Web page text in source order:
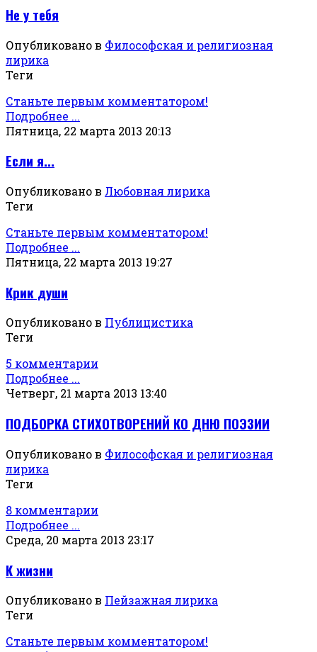
Не у тебя
Опубликовано в Философская и религиозная
лирика
Теги
Станьте первым комментатором!
Подробнее ...
Пятница, 22 марта 2013 20:13
Если я...
Опубликовано в Любовная лирика
Теги
Станьте первым комментатором!
Подробнее ...
Пятница, 22 марта 2013 19:27
Крик души
Опубликовано в Публицистика
Теги
5 комментарии
Подробнее ...
Четверг, 21 марта 2013 13:40
ПОДБОРКА СТИХОТВОРЕНИЙ КО ДНЮ ПОЭЗИИ
Опубликовано в Философская и религиозная
лирика
Теги
8 комментарии
Подробнее ...
Среда, 20 марта 2013 23:17
К жизни
Опубликовано в Пейзажная лирика
Теги
Станьте первым комментатором!